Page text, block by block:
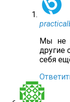
Мы не
другие
себя